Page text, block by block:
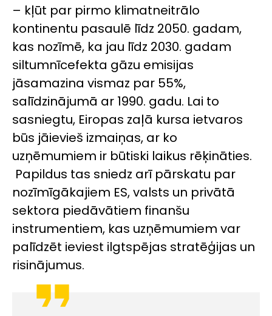
– kļūt par pirmo klimatneitrālo
kontinentu pasaulē līdz 2050. gadam,
kas nozīmē, ka jau līdz 2030. gadam
siltumnīcefekta gāzu emisijas
jāsamazina vismaz par 55%,
salīdzinājumā ar 1990. gadu. Lai to
sasniegtu, Eiropas zaļā kursa ietvaros
būs jāievieš izmaiņas, ar ko
uzņēmumiem ir būtiski laikus rēķināties.
Papildus tas sniedz arī pārskatu par
nozīmīgākajiem ES, valsts un privātā
sektora piedāvātiem finanšu
instrumentiem, kas uzņēmumiem var
palīdzēt ieviest ilgtspējas stratēģijas un
risinājumus.